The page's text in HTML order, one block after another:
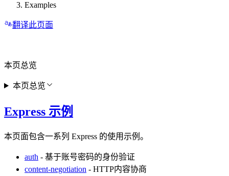
Examples
翻译此页面
Express 示例
本页面包含一系列 Express 的使用示例。
auth - 基于账号密码的身份验证
content-negotiation - HTTP内容协商
本页总览
本页总览